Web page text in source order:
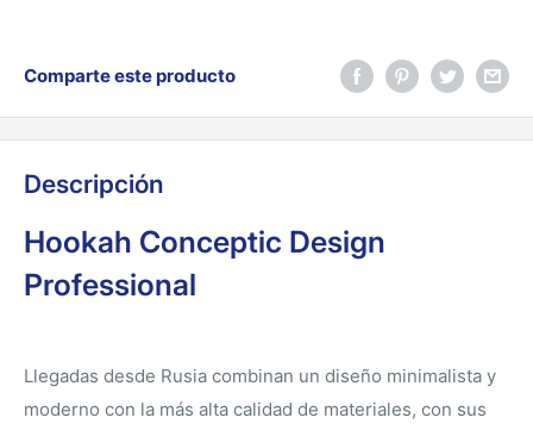
Comparte este producto
Descripción
Hookah Conceptic Design
Professional
Llegadas desde Rusia combinan un diseño minimalista y
moderno con la más alta calidad de materiales, con sus